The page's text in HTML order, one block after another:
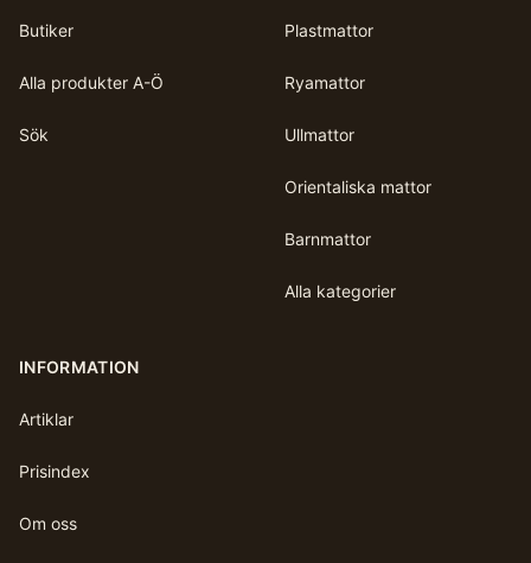
Butiker
Alla produkter A-Ö
Sök
Plastmattor
Ryamattor
Ullmattor
Orientaliska mattor
Barnmattor
Alla kategorier
INFORMATION
Artiklar
Prisindex
Om oss